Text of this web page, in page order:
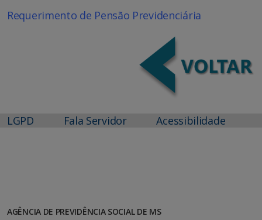
Requerimento de Pensão Previdenciária
LGPD Fala Servidor Acessibilidade
AGÊNCIA DE PREVIDÊNCIA SOCIAL DE MS